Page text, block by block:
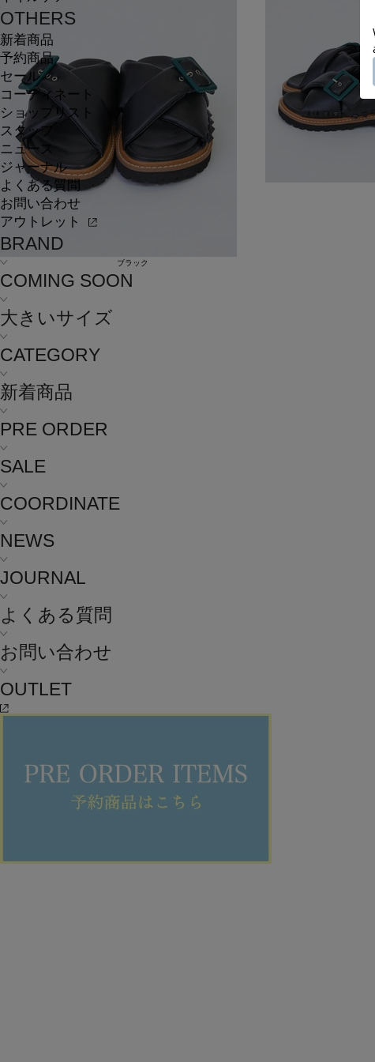
OTHERS
新着商品
予約商品
セール
コーディネート
ショップリスト
スタッフ
ニュース
ジャーナル
よくある質問
お問い合わせ
アウトレット
BRAND
COMING SOON
大きいサイズ
CATEGORY
新着商品
PRE ORDER
SALE
COORDINATE
NEWS
JOURNAL
よくある質問
お問い合わせ
OUTLET
ブラック